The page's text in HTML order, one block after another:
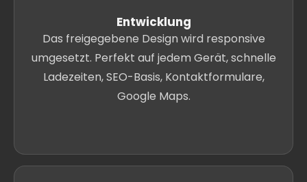
Entwicklung
Das freigegebene Design wird responsive
umgesetzt. Perfekt auf jedem Gerät, schnelle
Ladezeiten, SEO-Basis, Kontaktformulare,
Google Maps.